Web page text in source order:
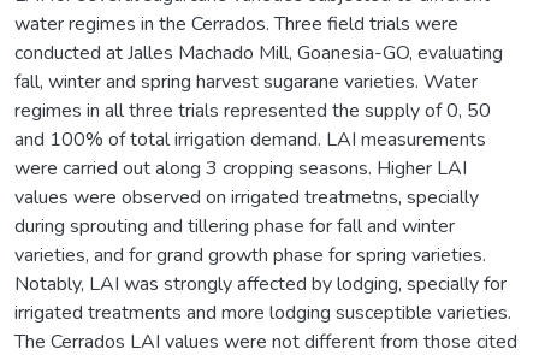
water regimes in the Cerrados. Three field trials were
conducted at Jalles Machado Mill, Goanesia-GO, evaluating
fall, winter and spring harvest sugarane varieties. Water
regimes in all three trials represented the supply of 0, 50
and 100% of total irrigation demand. LAI measurements
were carried out along 3 cropping seasons. Higher LAI
values were observed on irrigated treatmetns, specially
during sprouting and tillering phase for fall and winter
varieties, and for grand growth phase for spring varieties.
Notably, LAI was strongly affected by lodging, specially for
irrigated treatments and more lodging susceptible varieties.
The Cerrados LAI values were not different from those cited